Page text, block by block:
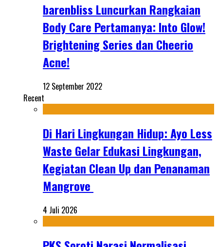
barenbliss Luncurkan Rangkaian
Body Care Pertamanya: Into Glow!
Brightening Series dan Cheerio
Acne!
12 September 2022
Recent
Di Hari Lingkungan Hidup: Ayo Less
Waste Gelar Edukasi Lingkungan,
Kegiatan Clean Up dan Penanaman
Mangrove
4 Juli 2026